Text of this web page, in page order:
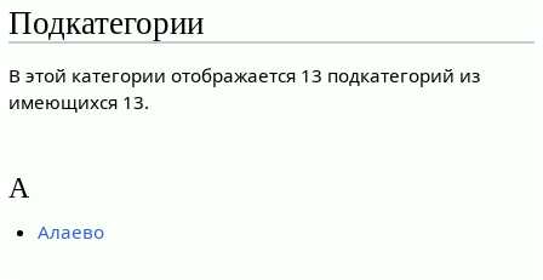
Подкатегории
В этой категории отображается 13 подкатегорий из
имеющихся 13.
А
Алаево